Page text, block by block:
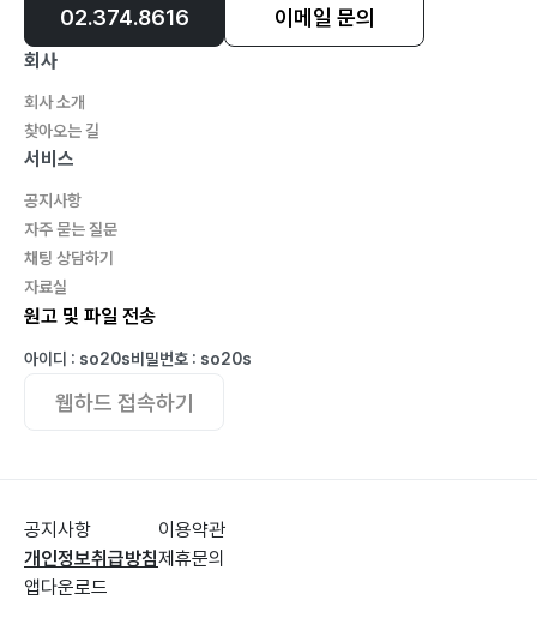
제48화 월급쟁이 아내의 꿈을 이루다
제49화 대학 졸업 후 과일 장사 성공담
제51화 식당 창업 실패 후 100억대 자산가
제52화 100억 부자 사망 후 상속 때문에 아들과 어머니
법적공방
제53화 중소기업 주부사원 땅 투자 연봉 1억 성공사례
제54화 김밥집 성공담
제55화 택시기사의 꿈을 이루다
제56화 아들아! 추석명절은 가족과 함께 해야 한다
제57화 주부의 청바지는 아름다웠다
제58화 기사식당 주부의 성공사연
제61화 자동차영업사원 성공담
제62화 건강악화 귀농으로 새로운 삶을 사는 부부 성공담
제63화 고물상 장사하다 100억대 자산가 사연
02.374.8616 이메일 문의
회사
회사 소개
찾아오는 길
서비스
공지사항
자주 묻는 질문
채팅 상담하기
자료실
원고 및 파일 전송
아이디 : so20s비밀번호 : so20s
웹하드 접속하기
공지사항
개인정보취급방침
앱다운로드
이용약관
제휴문의